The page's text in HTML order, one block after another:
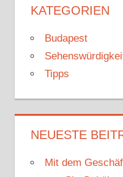
KATEGORIEN
Budapest
Tipps
NEUESTE
Mit dem